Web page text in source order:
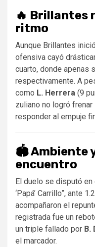
🔥 Brillantes
ritmo
Aunque Brillantes
ofensiva cayó
cuarto, donde apenas
respectivamente. A
como L. Herrera (9
zuliano no logró
responder al empuje
🏟️ Ambiente
encuentro
El duelo se disputó en
‘Papá’ Carrillo”, ante
acompañaron el
registrada fue un
un triple fallado por B.
el marcador.